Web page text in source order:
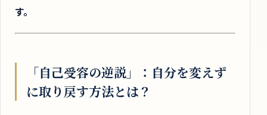
す。
「自己受容の逆説」：自分を変えず
に取り戻す方法とは？